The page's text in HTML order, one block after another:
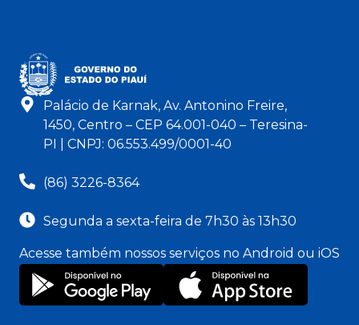
Palácio de Karnak, Av. Antonino Freire,
1450, Centro – CEP 64.001-040 – Teresina-
PI | CNPJ: 06.553.499/0001-40
(86) 3226-8364
Segunda a sexta-feira de 7h30 às 13h30
Acesse também nossos serviços no Android ou iOS